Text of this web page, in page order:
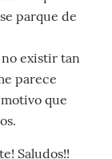
parque de
existir tan
parece
que
Saludos!!